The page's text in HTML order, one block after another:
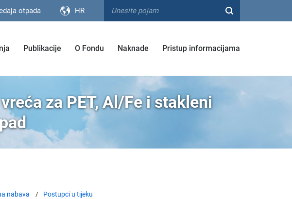
otpada HR
Publikacije O Fondu Naknade Pristup informacijama
za PET, Al/Fe i stakleni
nabava
Postupci u tijeku